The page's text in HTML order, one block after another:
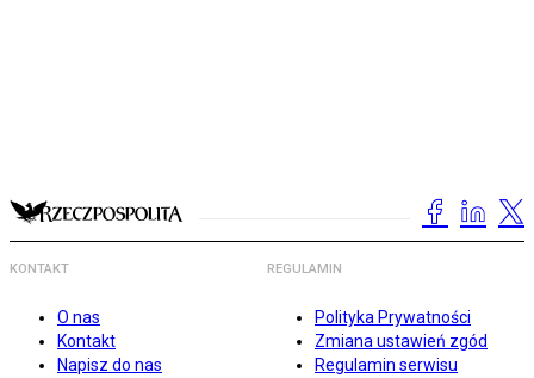
KONTAKT
O nas
Kontakt
Napisz do nas
REGULAMIN
Polityka Prywatności
Zmiana ustawień zgód
Regulamin serwisu